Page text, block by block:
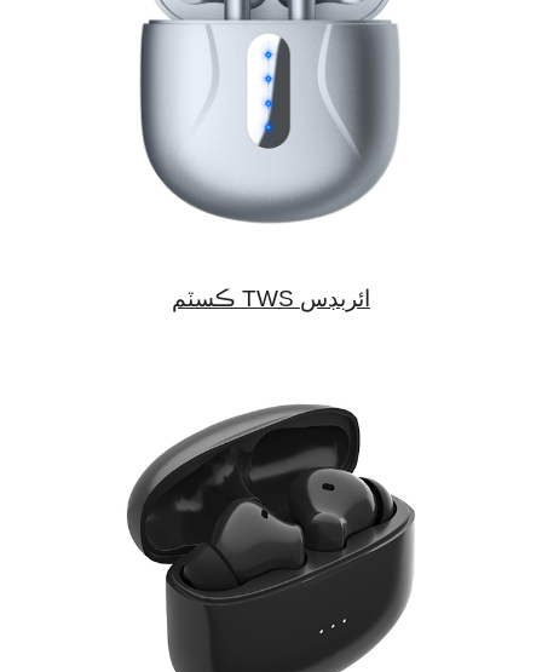
ڪسٽم TWS ائربڊس